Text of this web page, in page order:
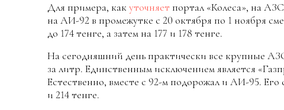
Для примера, какуточняет портал «Колеса», на
на АИ-92 в промежутке с 20 октября по 1 ноября
до 174 тенге, а затем на 177 и 178 тенге.
На сегодняшний день практически все крупные
за литр. Единственным исключением является
Естественно, вместе с 92-м подорожал и АИ-95. Его
и 214 тенге.